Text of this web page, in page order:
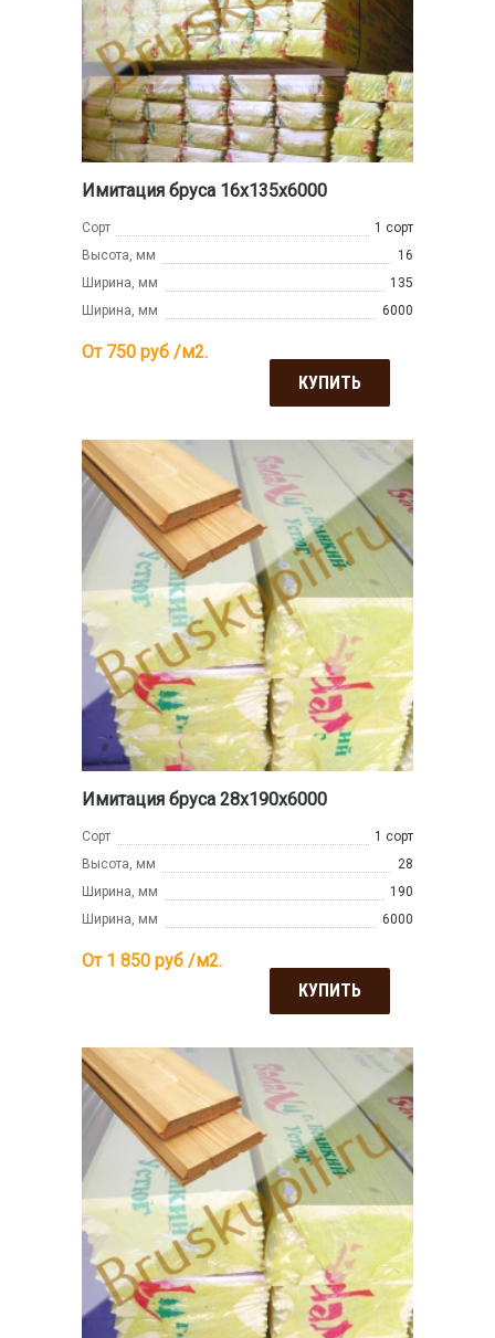
Имитация бруса 16x135x6000
Сорт
1 сорт
Высота, мм
16
Ширина, мм
135
Ширина, мм
6000
От 750 руб /м2.
КУПИТЬ
Имитация бруса 28x190x6000
Сорт
1 сорт
Высота, мм
28
Ширина, мм
190
Ширина, мм
6000
От 1 850 руб /м2.
КУПИТЬ